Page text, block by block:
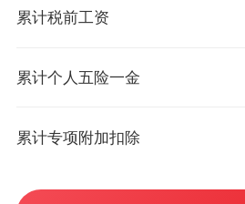
累计税前工资
累计个人五险一金
累计专项附加扣除